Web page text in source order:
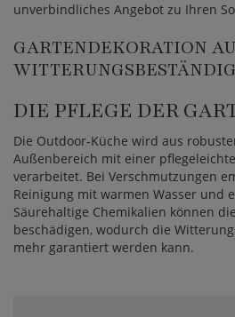
unverbindliches Angebot zu Ihren
GARTENDEKORATION
DIE PFLEGE DER
Die Outdoor-Küche wird aus
Außenbereich mit einer
verarbeitet. Bei Verschmutzungen
Reinigung mit warmen Wasser und
Säurehaltige Chemikalien können
beschädigen, wodurch die
mehr garantiert werden kann.